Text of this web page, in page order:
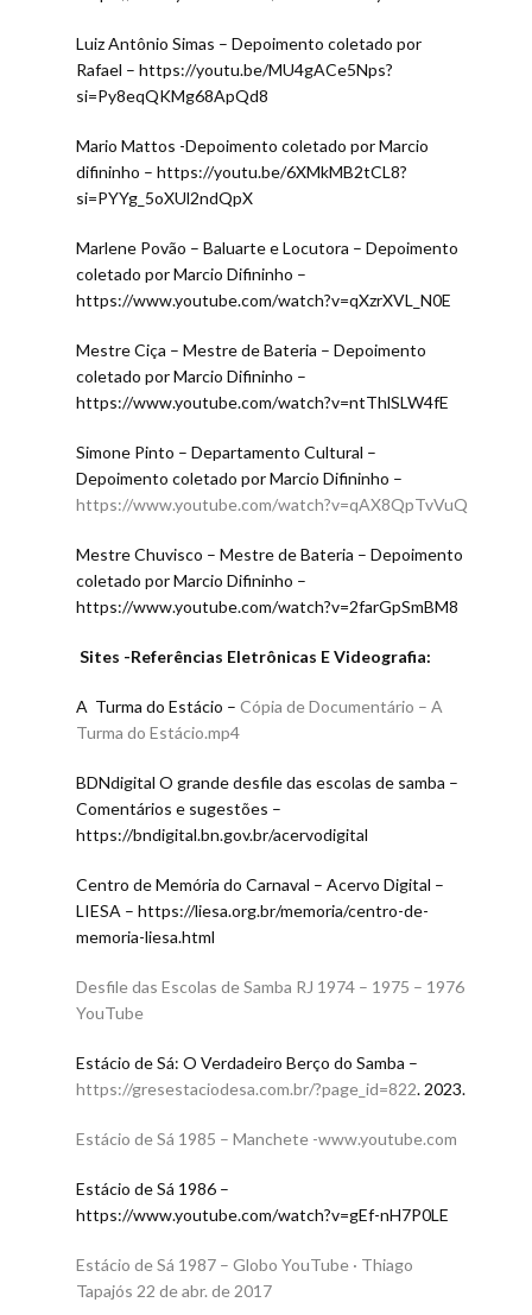
Luiz Antônio Simas – Depoimento coletado por
Rafael – https://youtu.be/MU4gACe5Nps?
si=Py8eqQKMg68ApQd8
Mario Mattos -Depoimento coletado por Marcio
difininho – https://youtu.be/6XMkMB2tCL8?
si=PYYg_5oXUl2ndQpX
Marlene Povão – Baluarte e Locutora – Depoimento
coletado por Marcio Difininho –
https://www.youtube.com/watch?v=qXzrXVL_N0E
Mestre Ciça – Mestre de Bateria – Depoimento
coletado por Marcio Difininho –
https://www.youtube.com/watch?v=ntThlSLW4fE
Simone Pinto – Departamento Cultural –
Depoimento coletado por Marcio Difininho –
https://www.youtube.com/watch?v=qAX8QpTvVuQ
Mestre Chuvisco – Mestre de Bateria – Depoimento
coletado por Marcio Difininho –
https://www.youtube.com/watch?v=2farGpSmBM8
Sites -Referências Eletrônicas E Videografia:
A Turma do Estácio – Cópia de Documentário – A
Turma do Estácio.mp4
BDNdigital O grande desfile das escolas de samba –
Comentários e sugestões –
https://bndigital.bn.gov.br/acervodigital
Centro de Memória do Carnaval – Acervo Digital –
LIESA – https://liesa.org.br/memoria/centro-de-
memoria-liesa.html
Desfile das Escolas de Samba RJ 1974 – 1975 – 1976
YouTube
Estácio de Sá: O Verdadeiro Berço do Samba –
https://gresestaciodesa.com.br/?page_id=822. 2023.
Estácio de Sá 1985 – Manchete -www.youtube.com
Estácio de Sá 1986 –
https://www.youtube.com/watch?v=gEf-nH7P0LE
Estácio de Sá 1987 – Globo YouTube · Thiago
Tapajós 22 de abr. de 2017